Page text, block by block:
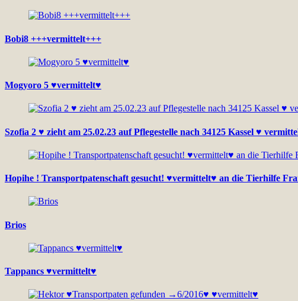
Bobi8 +++vermittelt+++
Mogyoro 5 ♥vermittelt♥
Szofia 2 ♥ zieht am 25.02.23 auf Pflegestelle nach 34125 Kassel ♥
Hopihe ! Transportpatenschaft gesucht! ♥vermittelt♥ an die Tierhilfe
Brios
Tappancs ♥vermittelt♥